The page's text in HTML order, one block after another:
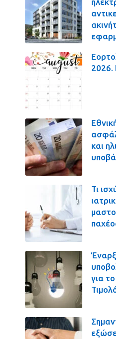
2026.
και
Τι
για